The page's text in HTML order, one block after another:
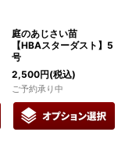
庭のあじさい苗
【HBAスターダスト】5
号
2,500円(税込)
ご予約承り中